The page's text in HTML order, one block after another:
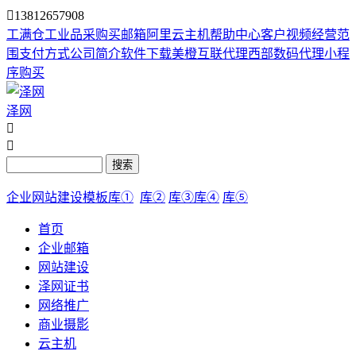
13812657908
工满仓工业品采购买邮箱阿里云主机帮助中心客户视频经营范
围 支付方式公司简介软件下载美橙互联代理西部数码代理小程
序购买
泽网


搜索
企业网站建设模板库① 库② 库③库④ 库⑤
首页
企业邮箱
网站建设
泽网证书
网络推广
商业摄影
云主机